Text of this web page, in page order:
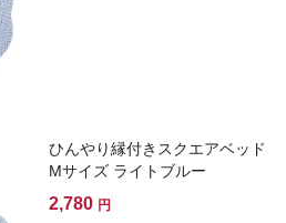
ひんやり縁付きスクエアベッド
Mサイズ ライトブルー
2,780 円